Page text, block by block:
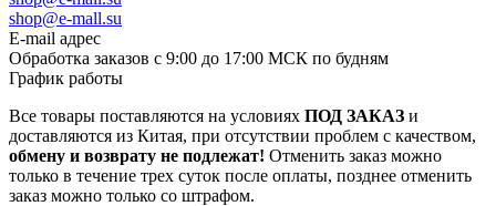
shop@e-mall.su
E-mail адрес
Обработка заказов с 9:00 до 17:00 МСК по будням
График работы
Все товары поставляются на условиях ПОД ЗАКАЗ и
доставляются из Китая, при отсутствии проблем с качеством,
обмену и возврату не подлежат! Отменить заказ можно
только в течение трех суток после оплаты, позднее отменить
заказ можно только со штрафом.